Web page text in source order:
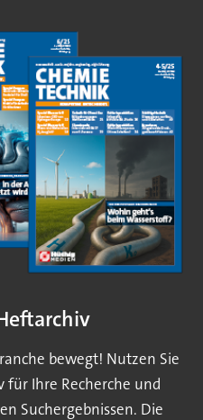
bewegt! Nutzen Sie
Ihre Recherche und
Suchergebnissen. Die